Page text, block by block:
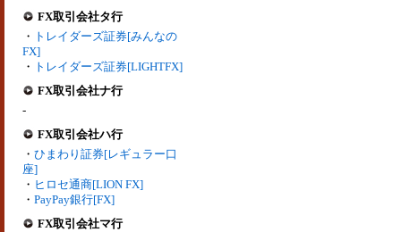
FX取引会社タ行
・ トレイダーズ証券[みんなの
FX]
・ トレイダーズ証券[LIGHTFX]
FX取引会社ナ行
-
FX取引会社ハ行
・ ひまわり証券[レギュラー口
座]
・ ヒロセ通商[LION FX]
・ PayPay銀行[FX]
FX取引会社マ行